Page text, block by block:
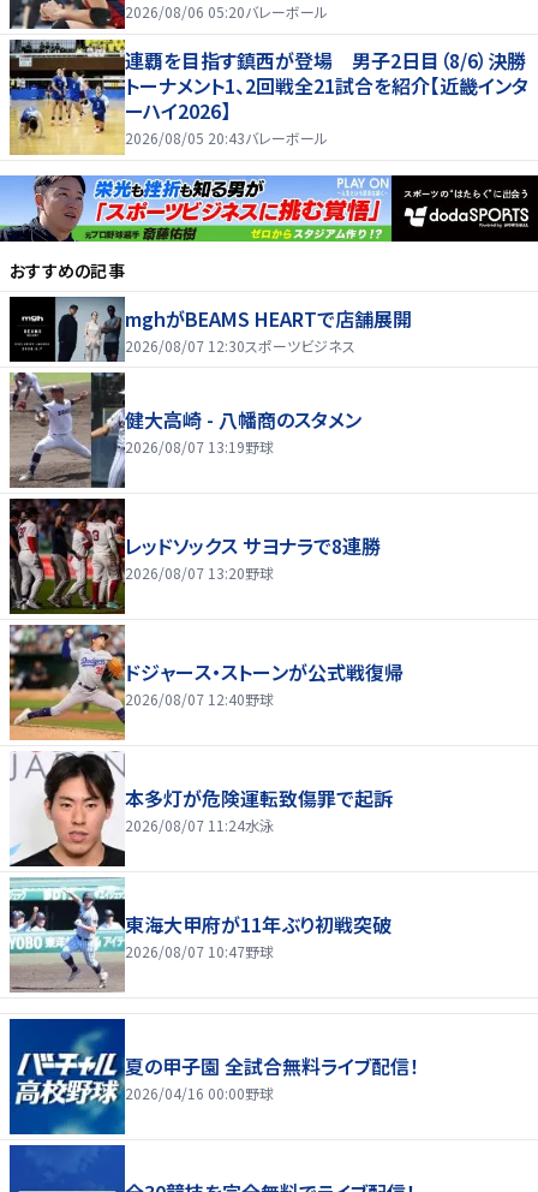
2026/08/06 05:20バレーボール
連覇を目指す鎮西が登場 男子2日目（8/6）決勝
トーナメント1、2回戦全21試合を紹介【近畿インタ
ーハイ2026】
2026/08/05 20:43バレーボール
おすすめの記事
mghがBEAMS HEARTで店舗展開
2026/08/07 12:30スポーツビジネス
健大高崎 - 八幡商のスタメン
2026/08/07 13:19野球
レッドソックス サヨナラで8連勝
2026/08/07 13:20野球
ドジャース・ストーンが公式戦復帰
2026/08/07 12:40野球
本多灯が危険運転致傷罪で起訴
2026/08/07 11:24水泳
東海大甲府が11年ぶり初戦突破
2026/08/07 10:47野球
夏の甲子園 全試合無料ライブ配信！
2026/04/16 00:00野球